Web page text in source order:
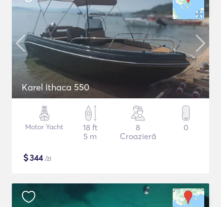
Karel Ithaca 550
Motor Yacht
18 ft
5 m
8
Croazieră
0
$344/zi